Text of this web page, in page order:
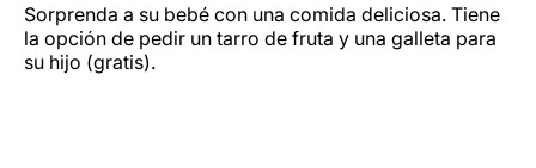
Sorprenda a su bebé con una comida deliciosa. Tiene
la opción de pedir un tarro de fruta y una galleta para
su hijo (gratis).